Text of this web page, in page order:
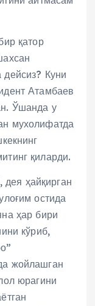
қатор
Куни
Атамбаев
Ўшанда у
мухолифатда
қиларди.
дея ҳайқирган
остида
ҳар бири
кўриб,
жойлашган
юрагини